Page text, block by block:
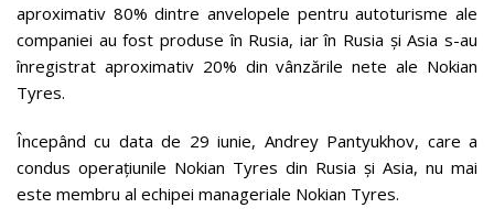
aproximativ 80% dintre anvelopele pentru autoturisme ale
companiei au fost produse în Rusia, iar în Rusia și Asia s-au
înregistrat aproximativ 20% din vânzările nete ale Nokian
Tyres.
Începând cu data de 29 iunie, Andrey Pantyukhov, care a
condus operațiunile Nokian Tyres din Rusia și Asia, nu mai
este membru al echipei manageriale Nokian Tyres.